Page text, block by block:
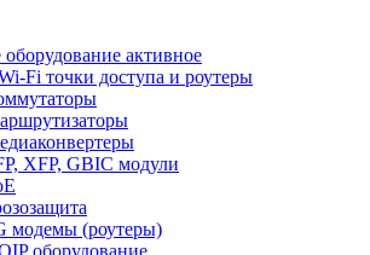
оборудование активное
Fi точки доступа и роутеры
XFP, GBIC модули
модемы (роутеры)
оборудование